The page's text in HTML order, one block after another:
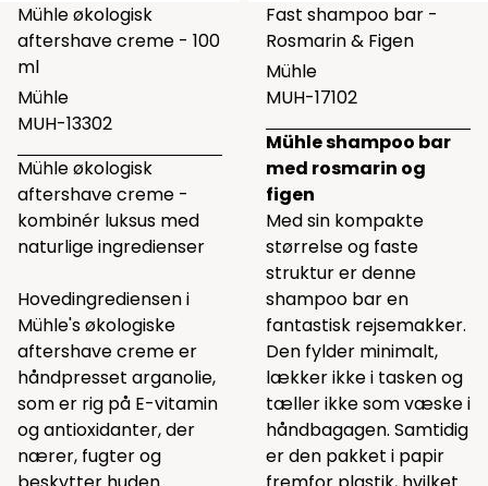
Mühle økologisk
aftershave creme - 100
ml
Mühle
MUH-13302
Mühle økologisk
aftershave creme -
kombinér luksus med
naturlige ingredienser
Hovedingrediensen i
Mühle's økologiske
aftershave creme er
håndpresset arganolie,
som er rig på E-vitamin
og antioxidanter, der
nærer, fugter og
Fast shampoo bar -
Rosmarin & Figen
Mühle
MUH-17102
Mühle shampoo bar
med rosmarin og
figen
Med sin kompakte
størrelse og faste
struktur er denne
shampoo bar en
fantastisk rejsemakker.
Den fylder minimalt,
lækker ikke i tasken og
tæller ikke som væske i
håndbagagen. Samtidig
er den pakket i papir